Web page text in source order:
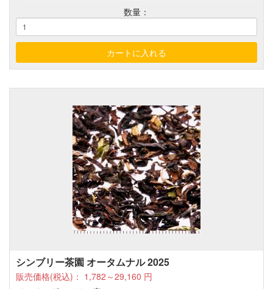
数量：
シンブリー茶園 オータムナル 2025
販売価格(税込)： 1,782～29,160 円